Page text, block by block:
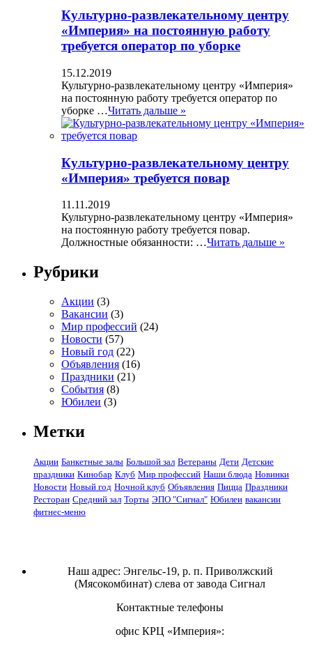
Культурно-развлекательному центру
«Империя» на постоянную работу
требуется оператор по уборке
15.12.2019
Культурно-развлекательному центру «Империя»
на постоянную работу требуется оператор по
уборке …Читать дальше »
Культурно-развлекательному центру
«Империя» требуется повар
11.11.2019
Культурно-развлекательному центру «Империя»
на постоянную работу требуется повар.
Должностные обязанности: …Читать дальше »
Рубрики
Акции (3)
Вакансии (3)
Мир профессий (24)
Новости (57)
Новый год (22)
Объявления (16)
Праздники (21)
События (8)
Юбилеи (3)
Метки
Акции Банкетные залы Большой зал Ветераны Дети Детские
праздники Кинобар Клуб Мир профессий Наши блюда Новинки
Новости Новый год Ночной клуб Объявления Пицца Праздники
Ресторан Средний зал Торты ЭПО "Сигнал" Юбилеи вакансии
фитнес-меню
Наш адрес: Энгельс-19, р. п. Приволжский
(Мясокомбинат) слева от завода Сигнал
Контактные телефоны
офис КРЦ «Империя»: